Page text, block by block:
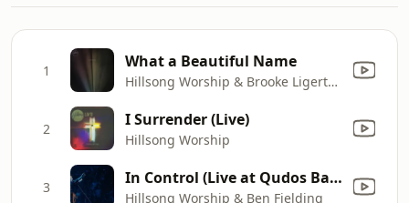
1 What a Beautiful Name
Hillsong Worship & Brooke Ligertwood
2 I Surrender (Live)
Hillsong Worship
3 In Control (Live at Qudos Bank Arena)
Hillsong Worship & Ben Fielding